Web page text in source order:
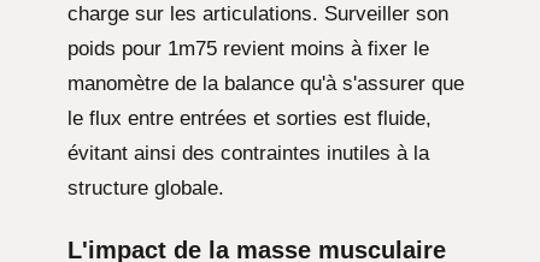
charge sur les articulations. Surveiller son
poids pour 1m75 revient moins à fixer le
manomètre de la balance qu'à s'assurer que
le flux entre entrées et sorties est fluide,
évitant ainsi des contraintes inutiles à la
structure globale.
L'impact de la masse musculaire